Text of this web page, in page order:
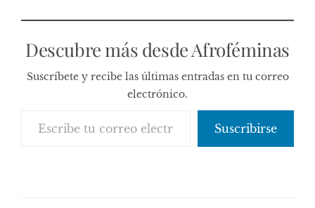
Descubre más desde Afroféminas
Suscríbete y recibe las últimas entradas en tu correo
electrónico.
Suscribirse